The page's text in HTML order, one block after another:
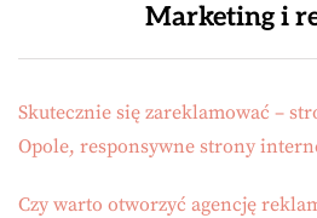
Marketing i
Skutecznie się zareklamować –
Opole, responsywne strony
Czy warto otworzyć agencję